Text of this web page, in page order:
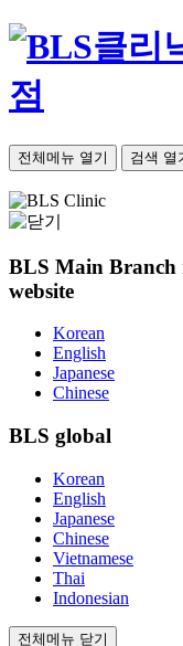
점
전체메뉴 열기 검색 열
BLS Main Branch
website
Korean
English
Japanese
Chinese
BLS global
Korean
English
Japanese
Chinese
Vietnamese
Thai
Indonesian
전체메뉴 닫기